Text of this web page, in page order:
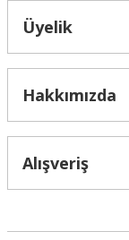
Üyelik
Hakkımızda
Alışveriş